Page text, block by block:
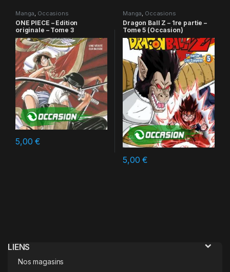
Manga, Occasions
ONE PIECE – Edition
originale – Tome 3
5,00€
Manga, Occasions
Dragon Ball Z – 1re partie –
Tome 5 (Occasion)
5,00€
LIENS
Nos magasins